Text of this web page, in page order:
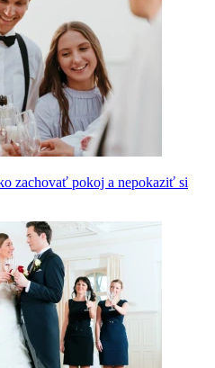
zachovať pokoj a nepokaziť si